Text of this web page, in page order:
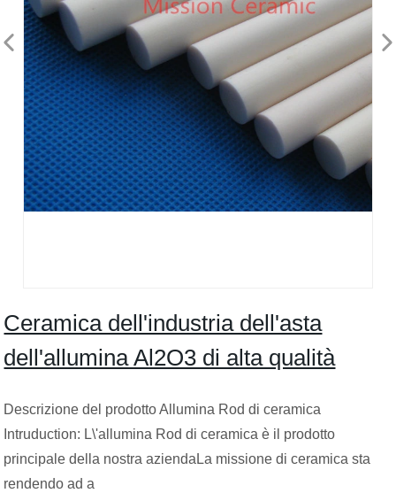
Ceramica dell'industria dell'asta
dell'allumina Al2O3 di alta qualità
Descrizione del prodotto Allumina Rod di ceramica
Intruduction: L\'allumina Rod di ceramica è il prodotto
principale della nostra aziendaLa missione di ceramica sta
rendendo ad a